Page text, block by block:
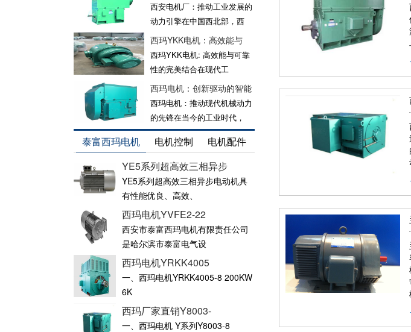
西安电机厂：推动工业发展的
动力引擎在中国西北部，西
西玛YKK电机：高效能与
西玛YKK电机: 高效能与可靠
性的完美结合在现代工
西玛电机：创新驱动的智能
西玛电机：推动现代机械动力
的先锋在当今的工业时代，
泰富西玛电机 电机控制
电机配件
YE5系列超高效三相异步
YE5系列超高效三相异步电动机具
有性能优良、高效、
西玛电机YVFE2-22
西安市泰富西玛电机有限责任公司
是哈尔滨市泰富电气设
西玛电机YRKK4005
一、西玛电机YRKK4005-8 200KW
6K
西玛厂家直销Y8003-
一、西玛电机 Y系列Y8003-8